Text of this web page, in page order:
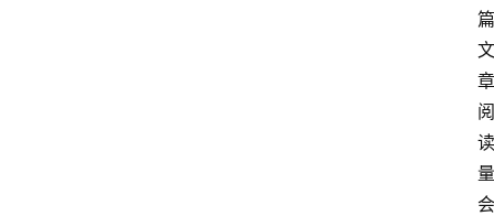
篇
文
章
阅
读
量
会